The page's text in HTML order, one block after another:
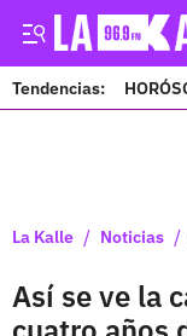
Tendencias:
La Kalle / Noticias /
Así se ve la